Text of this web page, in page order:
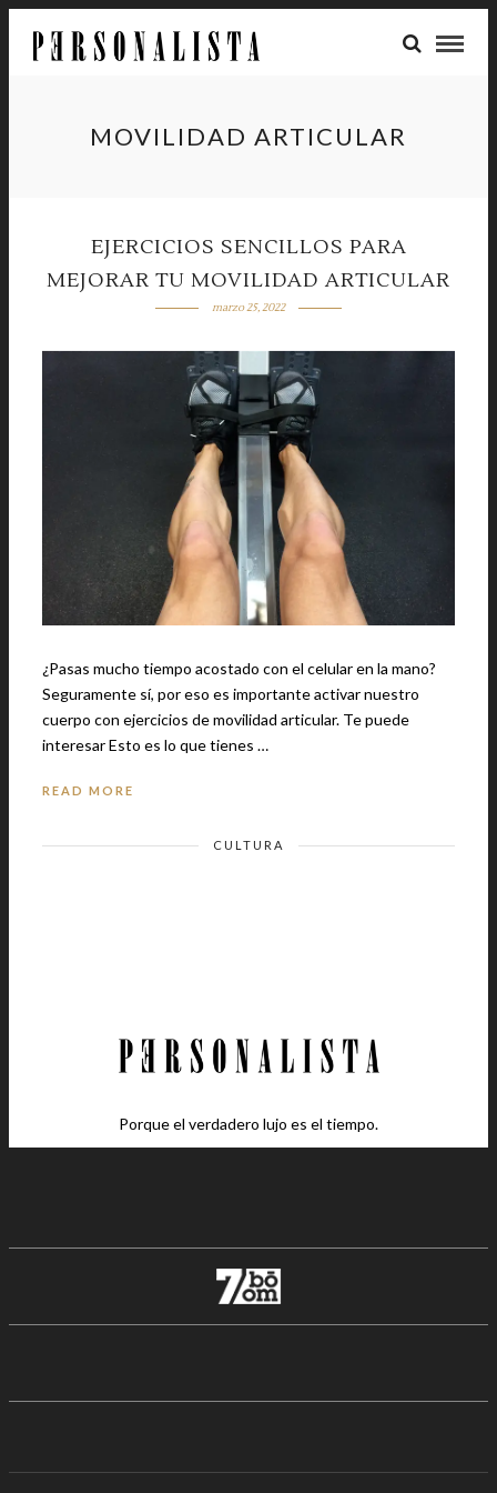
MOVILIDAD ARTICULAR
EJERCICIOS SENCILLOS PARA
MEJORAR TU MOVILIDAD ARTICULAR
marzo 25, 2022
¿Pasas mucho tiempo acostado con el celular en la mano?
Seguramente sí, por eso es importante activar nuestro
cuerpo con ejercicios de movilidad articular. Te puede
interesar Esto es lo que tienes …
READ MORE
CULTURA
Porque el verdadero lujo es el tiempo.